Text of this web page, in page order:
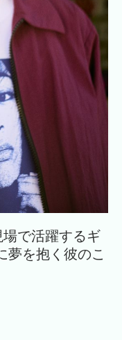
場で活躍するギ
夢を抱く彼のこ